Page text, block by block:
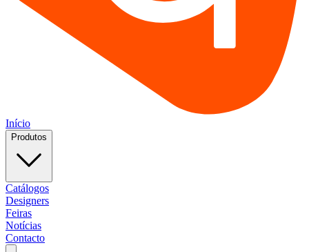
Início
Produtos
Catálogos
Designers
Feiras
Notícias
Contacto